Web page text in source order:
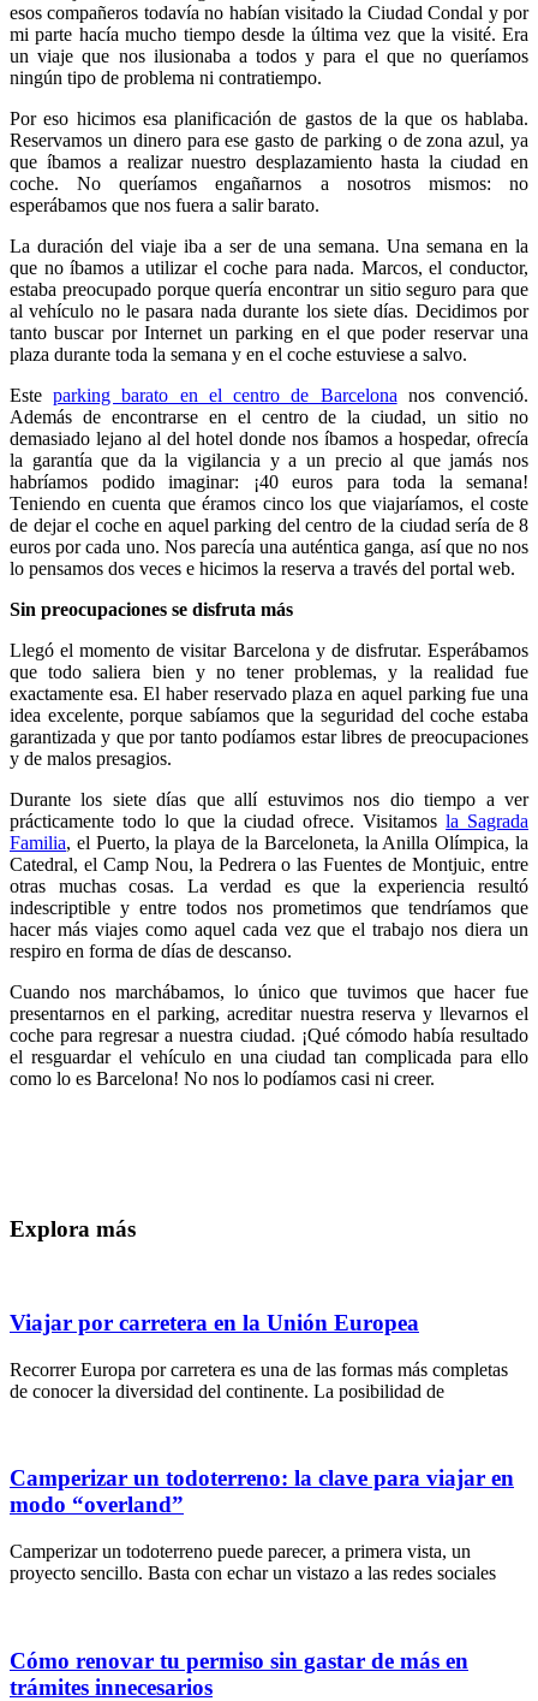
esos compañeros todavía no habían visitado la Ciudad Condal y por
mi parte hacía mucho tiempo desde la última vez que la visité. Era
un viaje que nos ilusionaba a todos y para el que no queríamos
ningún tipo de problema ni contratiempo.
Por eso hicimos esa planificación de gastos de la que os hablaba.
Reservamos un dinero para ese gasto de parking o de zona azul, ya
que íbamos a realizar nuestro desplazamiento hasta la ciudad en
coche. No queríamos engañarnos a nosotros mismos: no
esperábamos que nos fuera a salir barato.
La duración del viaje iba a ser de una semana. Una semana en la
que no íbamos a utilizar el coche para nada. Marcos, el conductor,
estaba preocupado porque quería encontrar un sitio seguro para que
al vehículo no le pasara nada durante los siete días. Decidimos por
tanto buscar por Internet un parking en el que poder reservar una
plaza durante toda la semana y en el coche estuviese a salvo.
Esteparking barato en el centro de Barcelona nos convenció.
Además de encontrarse en el centro de la ciudad, un sitio no
demasiado lejano al del hotel donde nos íbamos a hospedar, ofrecía
la garantía que da la vigilancia y a un precio al que jamás nos
habríamos podido imaginar: ¡40 euros para toda la semana!
Teniendo en cuenta que éramos cinco los que viajaríamos, el coste
de dejar el coche en aquel parking del centro de la ciudad sería de 8
euros por cada uno. Nos parecía una auténtica ganga, así que no nos
lo pensamos dos veces e hicimos la reserva a través del portal web.
Sin preocupaciones se disfruta más
Llegó el momento de visitar Barcelona y de disfrutar. Esperábamos
que todo saliera bien y no tener problemas, y la realidad fue
exactamente esa. El haber reservado plaza en aquel parking fue una
idea excelente, porque sabíamos que la seguridad del coche estaba
garantizada y que por tanto podíamos estar libres de preocupaciones
y de malos presagios.
Durante los siete días que allí estuvimos nos dio tiempo a ver
prácticamente todo lo que la ciudad ofrece. Visitamosla Sagrada
Familia, el Puerto, la playa de la Barceloneta, la Anilla Olímpica, la
Catedral, el Camp Nou, la Pedrera o las Fuentes de Montjuic, entre
otras muchas cosas. La verdad es que la experiencia resultó
indescriptible y entre todos nos prometimos que tendríamos que
hacer más viajes como aquel cada vez que el trabajo nos diera un
respiro en forma de días de descanso.
Cuando nos marchábamos, lo único que tuvimos que hacer fue
presentarnos en el parking, acreditar nuestra reserva y llevarnos el
coche para regresar a nuestra ciudad. ¡Qué cómodo había resultado
el resguardar el vehículo en una ciudad tan complicada para ello
como lo es Barcelona! No nos lo podíamos casi ni creer.
Explora más
Viajar por carretera en la Unión Europea
Recorrer Europa por carretera es una de las formas más completas
de conocer la diversidad del continente. La posibilidad de
Camperizar un todoterreno: la clave para viajar en
modo “overland”
Camperizar un todoterreno puede parecer, a primera vista, un
proyecto sencillo. Basta con echar un vistazo a las redes sociales
Cómo renovar tu permiso sin gastar de más en
trámites innecesarios